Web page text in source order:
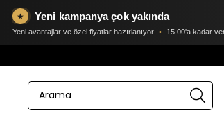
★ Yeni kampanya çok yakında
Yeni avantajlar ve özel fiyatlar hazırlanıyor • 15.00'a kadar